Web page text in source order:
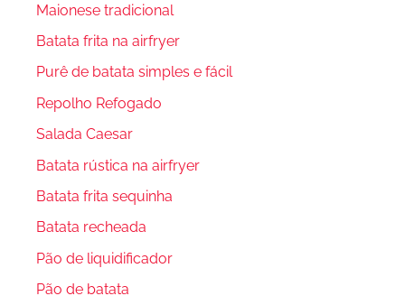
Maionese tradicional
Batata frita na airfryer
Purê de batata simples e fácil
Repolho Refogado
Salada Caesar
Batata rústica na airfryer
Batata frita sequinha
Batata recheada
Pão de liquidificador
Pão de batata